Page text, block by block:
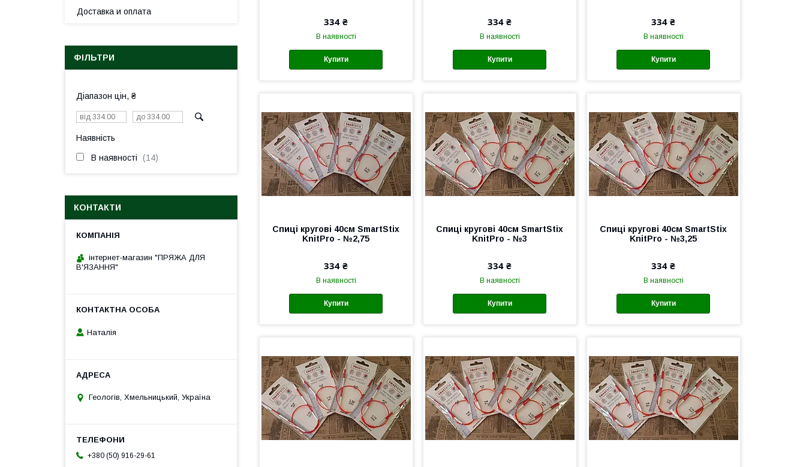
334 ₴
В наявності
Купити
334 ₴
В наявності
Купити
334 ₴
В наявності
Купити
Спиці кругові 40см SmartStix
KnitPro - №2,75
334 ₴
В наявності
Купити
Спиці кругові 40см SmartStix
KnitPro - №3
334 ₴
В наявності
Купити
Спиці кругові 40см SmartStix
KnitPro - №3,25
334 ₴
В наявності
Купити
Доставка и оплата
ФІЛЬТРИ
Діапазон цін, ₴
Наявність
В наявності 14
КОНТАКТИ
інтернет-магазин "ПРЯЖА ДЛЯ
В'ЯЗАННЯ"
Наталія
Геологів, Хмельницький, Україна
+380 (50) 916-29-61